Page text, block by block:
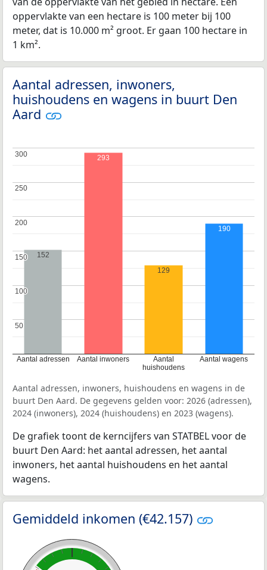
oppervlakte van een hectare is 100 meter bij 100
meter, dat is 10.000 m² groot. Er gaan 100 hectare in
1 km².
Aantal adressen, inwoners,
huishoudens en wagens in buurt Den
Aard
Aantal adressen Aantal inwoners
Aantal
huishoudens
Aantal wagens
50
50
100
100
150
150
200
200
250
250
300
300
152
293
129
190
Aantal adressen, inwoners, huishoudens en wagens in de
buurt Den Aard. De gegevens gelden voor: 2026 (adressen),
2024 (inwoners), 2024 (huishoudens) en 2023 (wagens).
De grafiek toont de kerncijfers van STATBEL voor de
buurt Den Aard: het aantal adressen, het aantal
inwoners, het aantal huishoudens en het aantal
wagens.
Gemiddeld inkomen (€42.157)